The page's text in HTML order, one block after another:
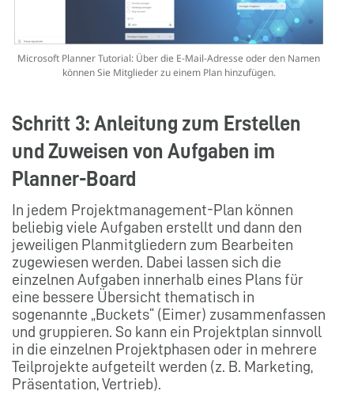
Microsoft Planner Tutorial: Über die E-Mail-Adresse oder den Namen
können Sie Mitglieder zu einem Plan hinzufügen.
Schritt 3: Anleitung zum Erstellen
und Zuweisen von Aufgaben im
Planner-Board
In jedem Projektmanagement-Plan können
beliebig viele Aufgaben erstellt und dann den
jeweiligen Planmitgliedern zum Bearbeiten
zugewiesen werden. Dabei lassen sich die
einzelnen Aufgaben innerhalb eines Plans für
eine bessere Übersicht thematisch in
sogenannte „Buckets“ (Eimer) zusammenfassen
und gruppieren. So kann ein Projektplan sinnvoll
in die einzelnen Projektphasen oder in mehrere
Teilprojekte aufgeteilt werden (z. B. Marketing,
Präsentation, Vertrieb).